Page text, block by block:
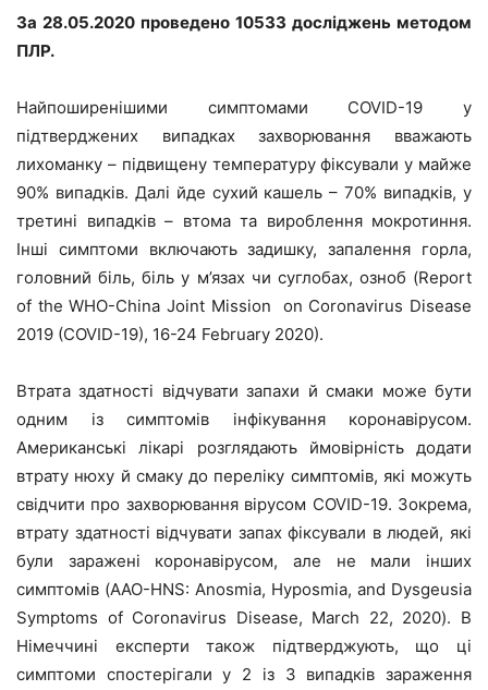
За 28.05.2020 проведено 10533 досліджень методом
ПЛР.
Найпоширенішими симптомами COVID-19 у
підтверджених випадках захворювання вважають
лихоманку – підвищену температуру фіксували у майже
90% випадків. Далі йде сухий кашель – 70% випадків, у
третині випадків – втома та вироблення мокротиння.
Інші симптоми включають задишку, запалення горла,
головний біль, біль у м’язах чи суглобах, озноб (Report
of the WHO-China Joint Mission on Coronavirus Disease
2019 (COVID-19), 16-24 February 2020).
Втрата здатності відчувати запахи й смаки може бути
одним із симптомів інфікування коронавірусом.
Американські лікарі розглядають ймовірність додати
втрату нюху й смаку до переліку симптомів, які можуть
свідчити про захворювання вірусом COVID-19. Зокрема,
втрату здатності відчувати запах фіксували в людей, які
були заражені коронавірусом, але не мали інших
симптомів (AAO-HNS: Anosmia, Hyposmia, and Dysgeusia
Symptoms of Coronavirus Disease, March 22, 2020). В
Німеччині експерти також підтверджують, що ці
симптоми спостерігали у 2 із 3 випадків зараження